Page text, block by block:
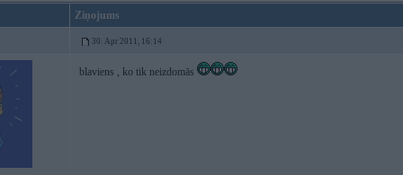
Ziņojums
30. Apr 2011, 16:14
blaviens , ko tik neizdomās